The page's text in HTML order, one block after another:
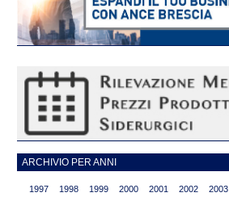
ARCHIVIO PER ANNI
1997 1998 1999 2000 2001 2002 2003